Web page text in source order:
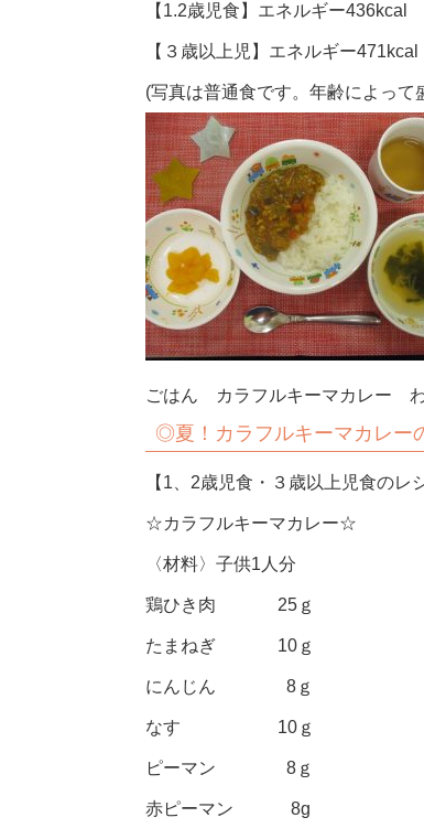
【1.2歳児食】エネルギー
【３歳以上児】エネルギー
(写真は普通食です。年齢によっ
ごはん カラフルキーマカレー
◎夏！カラフルキーマカレー
【1、2歳児食・３歳以上児食のレ
☆カラフルキーマカレー☆
〈材料〉子供1人分
鶏ひき肉 25ｇ
たまねぎ 10ｇ
にんじん 8ｇ
なす 10ｇ
ピーマン 8ｇ
赤ピーマン 8g